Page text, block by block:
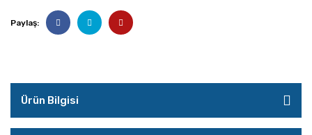
Paylaş:
Ürün Bilgisi